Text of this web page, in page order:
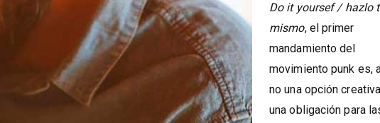
Do it yoursef / hazlo
mismo, el primer
mandamiento del
movimiento punk es,
no una opción
una obligación para